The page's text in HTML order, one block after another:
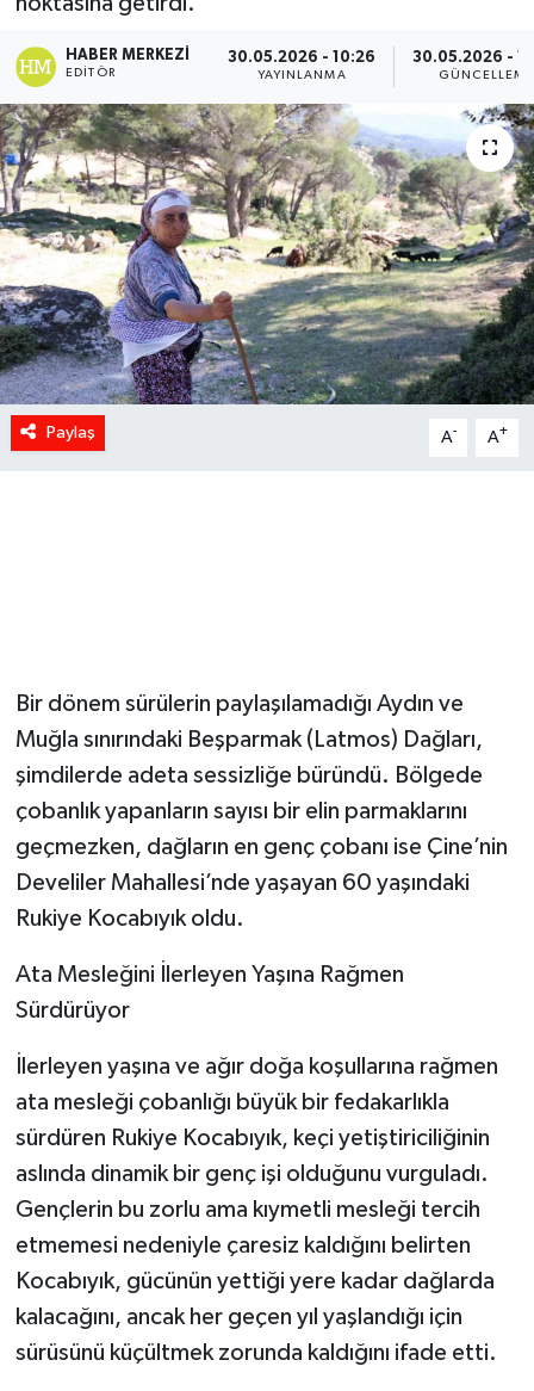
HABER MERKEZI
EDITÖR
30.05.2026 - 10:26
YAYINLANMA
30.05.2026 -
GÜNCELLEME
Paylaş A- A+
Bir dönem sürülerin paylaşılamadığı Aydın ve
Muğla sınırındaki Beşparmak (Latmos) Dağları,
şimdilerde adeta sessizliğe büründü. Bölgede
çobanlık yapanların sayısı bir elin parmaklarını
geçmezken, dağların en genç çobanı ise Çine’nin
Develiler Mahallesi’nde yaşayan 60 yaşındaki
Rukiye Kocabıyık oldu.
Ata Mesleğini İlerleyen Yaşına Rağmen
Sürdürüyor
İlerleyen yaşına ve ağır doğa koşullarına rağmen
ata mesleği çobanlığı büyük bir fedakarlıkla
sürdüren Rukiye Kocabıyık, keçi yetiştiriciliğinin
aslında dinamik bir genç işi olduğunu vurguladı.
Gençlerin bu zorlu ama kıymetli mesleği tercih
etmemesi nedeniyle çaresiz kaldığını belirten
Kocabıyık, gücünün yettiği yere kadar dağlarda
kalacağını, ancak her geçen yıl yaşlandığı için
sürüsünü küçültmek zorunda kaldığını ifade etti.